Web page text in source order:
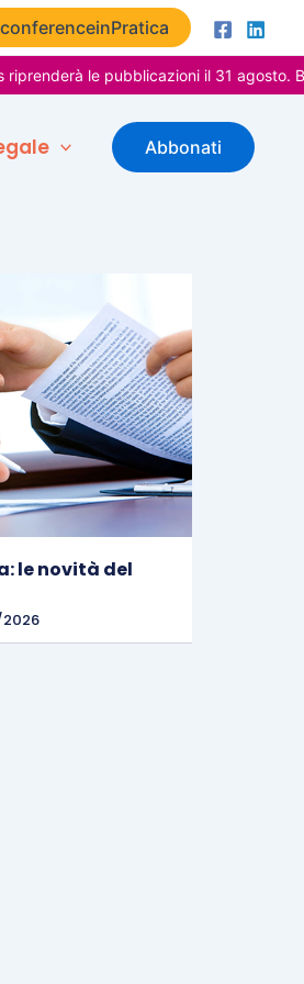
le pubblicazioni il 31 agosto.
Abbonati
le novità del